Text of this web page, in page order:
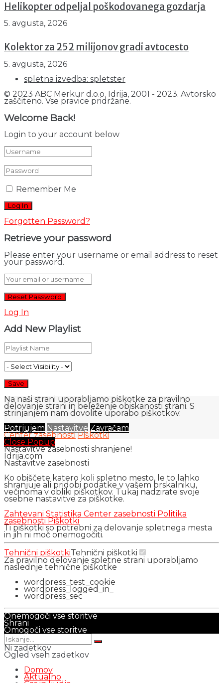
Helikopter odpeljal poškodovanega gozdarja
5. avgusta, 2026
Kolektor za 252 milijonov gradi avtocesto
5. avgusta, 2026
spletna izvedba: spletster
© 2023 ABC Merkur d.o.o. Idrija, 2001 - 2023. Avtorsko
zaščiteno. Vse pravice pridržane.
Welcome Back!
Login to your account below
Remember Me
Forgotten Password?
Retrieve your password
Please enter your username or email address to reset
your password.
Log In
Add New Playlist
Na naši strani uporabljamo piškotke za pravilno
delovanje strani in beleženje obiskanosti strani. S
strinjanjem nam dovolite uporabo piškotkov.
Potrjujem Nastavitve Zavračam
Center zasebnosti Piškotki
Close Popup
Nastavitve zasebnosti shranjene!
Idrija.com
Nastavitve zasebnosti
Ko obiščete katero koli spletno mesto, le to lahko
shranjuje ali pridobi podatke v vašem brskalniku,
večinoma v obliki piškotkov. Tukaj nadzirate svoje
osebne nastavitve za piškotke.
Zahtevani Statistika Center zasebnosti Politika
zasebnostiPiškotki
Ti piškotki so potrebni za delovanje spletnega mesta
in jih ni moč onemogočiti.
Tehnični piškotkiTehnični piškotki
Za pravilno delovanje spletne strani uporabljamo
naslednje tehnične piškotke
wordpress_test_cookie
wordpress_logged_in_
wordpress_sec
Onemogoči vse storitve
Shrani
Omogoči vse storitve
Ni zadetkov
Ogled vseh zadetkov
Domov
Aktualno